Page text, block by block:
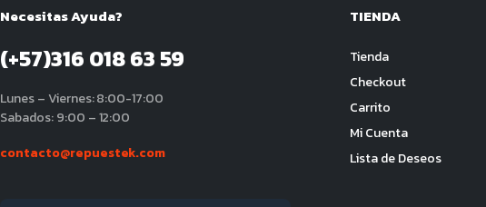
Necesitas Ayuda?
(+57)316 018 63 59
Lunes – Viernes: 8:00-17:00
Sabados: 9:00 – 12:00
contacto@repuestek.com
TIENDA
Tienda
Checkout
Carrito
Mi Cuenta
Lista de Deseos